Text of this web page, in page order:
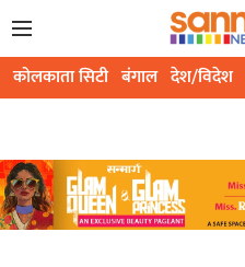
कोलकाता सिटी बंगाल देश/विदेश